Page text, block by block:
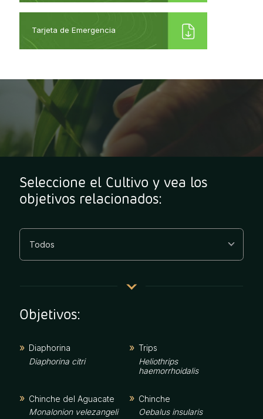
Tarjeta de Emergencia
Seleccione el Cultivo y vea los
objetivos relacionados:
Objetivos:
Diaphorina
Diaphorina citri
Trips
Heliothrips
haemorrhoidalis
Chinche del Aguacate
Monalonion velezangeli
Chinche
Oebalus insularis